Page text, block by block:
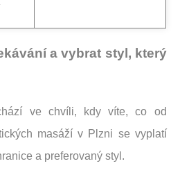
a vybrat styl, který
ve chvíli, kdy víte, co od
masáží v Plzni se vyplatí
a preferovaný styl.